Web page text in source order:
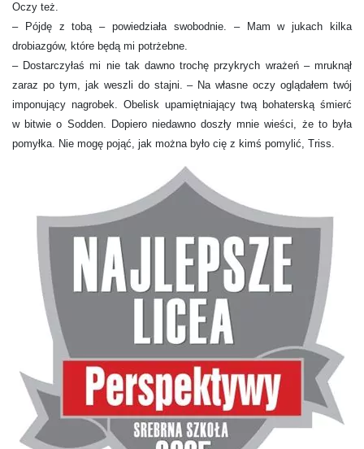
Oczy też.
– Pójdę z tobą – powiedziała swobodnie. – Mam w jukach kilka
drobiazgów, które będą mi potrżebne.
– Dostarczyłaś mi nie tak dawno trochę przykrych wrażeń – mruknął
zaraz po tym, jak weszli do stajni. – Na własne oczy oglądałem twój
imponujący nagrobek. Obelisk upamiętniający twą bohaterską śmierć
w bitwie o Sodden. Dopiero niedawno doszły mnie wieści, że to była
pomyłka. Nie mogę pojąć, jak można było cię z kimś pomylić, Triss.